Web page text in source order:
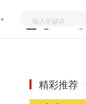
精彩推荐